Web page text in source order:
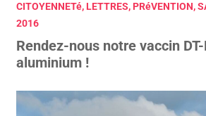
CITOYENNETé, LETTRES, PRéVENTION,
2016
Rendez-nous notre vaccin
aluminium !